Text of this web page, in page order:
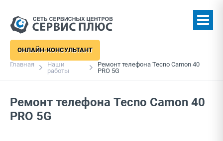
ОНЛАЙН-КОНСУЛЬТАНТ
Главная
Наши
работы
Ремонт телефона Tecno Camon 40
PRO 5G
Ремонт телефона Tecno Camon 40
PRO 5G